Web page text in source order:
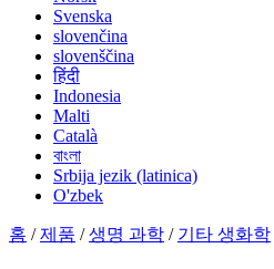
Svenska
slovenčina
slovenščina
हिंदी
Indonesia
Malti
Català
বাংলা
Srbija jezik (latinica)
O'zbek
홈 /제품 /생명 과학 / 기타 생화학